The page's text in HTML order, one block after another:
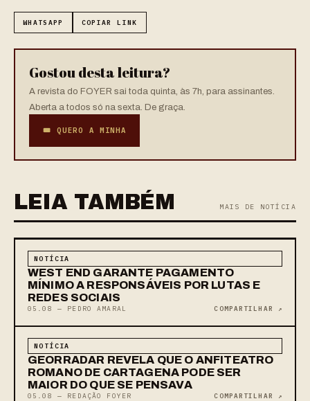
WHATSAPP COPIAR LINK
Gostou desta leitura?
A revista do FOYER sai toda quinta, às 7h, para assinantes.
Aberta a todos só na sexta. De graça.
🎟 QUERO A MINHA
LEIA TAMBÉM MAIS DE NOTÍCIA
NOTÍCIA
WEST END GARANTE PAGAMENTO
MÍNIMO A RESPONSÁVEIS POR LUTAS E
REDES SOCIAIS
05.08 — PEDRO AMARAL COMPARTILHAR ↗
NOTÍCIA
GEORRADAR REVELA QUE O ANFITEATRO
ROMANO DE CARTAGENA PODE SER
MAIOR DO QUE SE PENSAVA
05.08 — REDAÇÃO FOYER COMPARTILHAR ↗